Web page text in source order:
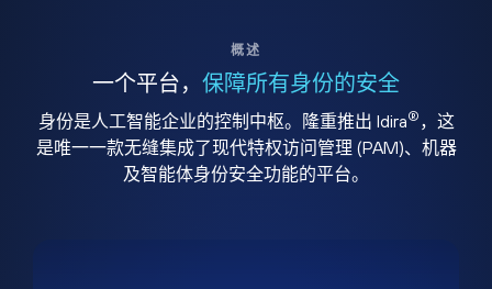
概述
一个平台， 保障所有身份的安全
身份是人工智能企业的控制中枢。隆重推出 Idira® ，这
是唯一一款无缝集成了现代特权访问管理 (PAM)、机器
及智能体身份安全功能的平台。